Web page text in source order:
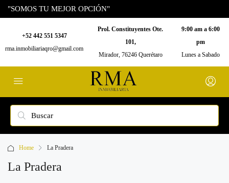
"SOMOS TU MEJOR OPCIÓN"
+52 442 551 5347
rma.inmobiliariaqro@gmail.com
Prol. Constituyentes Ote.
101,
Mirador, 76246 Querétaro
9:00 am a 6:00
pm
Lunes a Sabado
Home La Pradera
La Pradera